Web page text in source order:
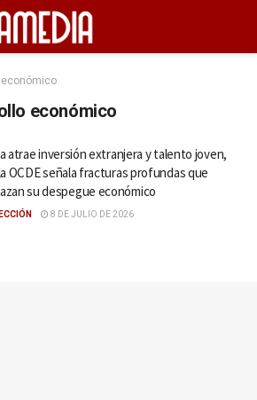
económico
atrae inversión extranjera y talento joven,
OCDE señala fracturas profundas que
su despegue económico
8 DE JULIO DE 2026